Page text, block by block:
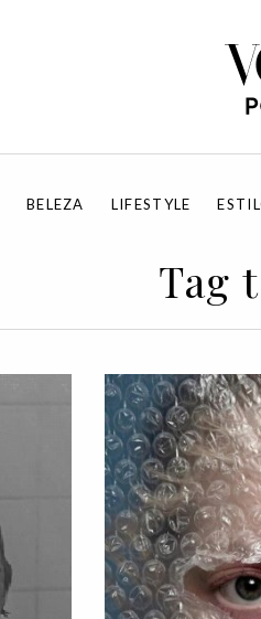
BELEZA LIFESTYLE
Tag